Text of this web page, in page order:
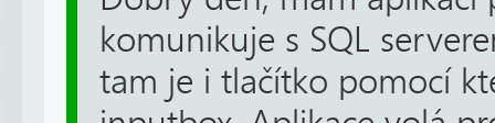
komunikuje s SQL
tam je i tlačítko pomocí